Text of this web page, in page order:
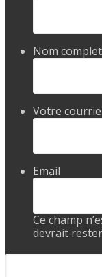
Nom complet
Votre
Email
Ce champ
devrait